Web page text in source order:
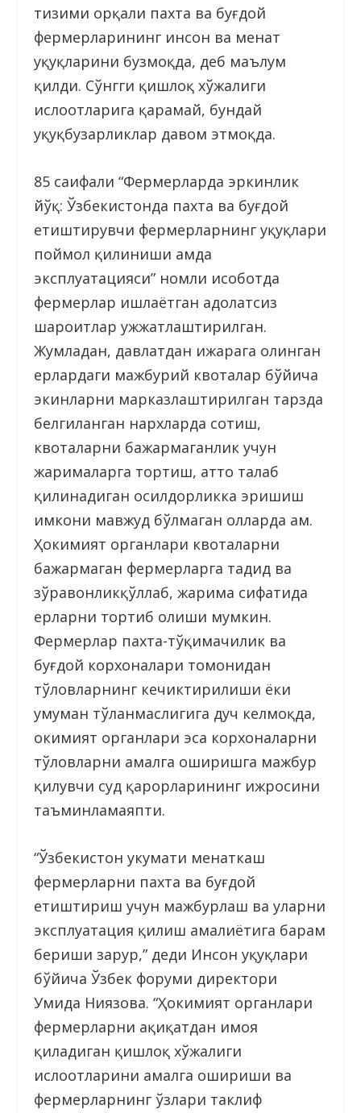
тизими орқали пахта ва буғдой
фермерларининг инсон ва меҳнат
ҳуқуқларини бузмоқда, деб маълум
қилди. Сўнгги қишлоқ хўжалиги
ислоҳотларига қарамай, бундай
ҳуқуқбузарликлар давом этмоқда.
85 саҳифали “Фермерларда эркинлик
йўқ: Ўзбекистонда пахта ва буғдой
етиштирувчи фермерларнинг ҳуқуқлари
поймол қилиниши ҳамда
эксплуатацияси” номли ҳисоботда
фермерлар ишлаётган адолатсиз
шароитлар ҳужжатлаштирилган.
Жумладан, давлатдан ижарага олинган
ерлардаги мажбурий квоталар бўйича
экинларни марказлаштирилган тарзда
белгиланган нархларда сотиш,
квоталарни бажармаганлик учун
жарималарга тортиш, ҳатто талаб
қилинадиган ҳосилдорликка эришиш
имкони мавжуд бўлмаган ҳолларда ҳам.
Ҳокимият органлари квоталарни
бажармаган фермерларга таҳдид ва
зўравонликқўллаб, жарима сифатида
ерларни тортиб олиши мумкин.
Фермерлар пахта-тўқимачилик ва
буғдой корхоналари томонидан
тўловларнинг кечиктирилиши ёки
умуман тўланмаслигига дуч келмоқда,
ҳокимият органлари эса корхоналарни
тўловларни амалга оширишга мажбур
қилувчи суд қарорларининг ижросини
таъминламаяпти.
“Ўзбекистон ҳукумати меҳнаткаш
фермерларни пахта ва буғдой
етиштириш учун мажбурлаш ва уларни
эксплуатация қилиш амалиётига барҳам
бериши зарур,” деди Инсон ҳуқуқлари
бўйича Ўзбек форуми директори
Умида Ниязова. “Ҳокимият органлари
фермерларни ҳақиқатдан ҳимоя
қиладиган қишлоқ хўжалиги
ислоҳотларини амалга ошириши ва
фермерларнинг ўзлари таклиф